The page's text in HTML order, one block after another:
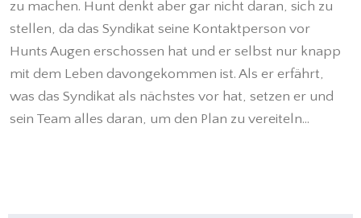
zu machen. Hunt denkt aber gar nicht daran, sich zu
stellen, da das Syndikat seine Kontaktperson vor
Hunts Augen erschossen hat und er selbst nur knapp
mit dem Leben davongekommen ist. Als er erfährt,
was das Syndikat als nächstes vor hat, setzen er und
sein Team alles daran, um den Plan zu vereiteln...